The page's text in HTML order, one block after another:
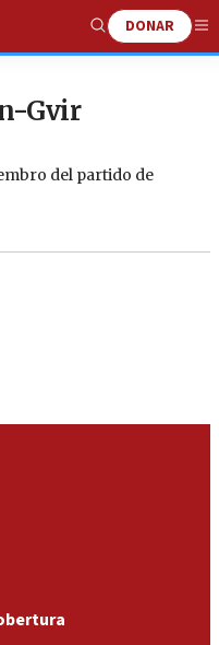
Show
Search
DONAR
Gvir
del partido de